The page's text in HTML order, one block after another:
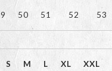
50 51 52 53
S M L XL XXL